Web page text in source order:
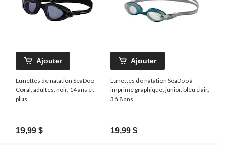
Ajouter
Lunettes de natation SeaDoo
Coral, adultes, noir, 14 ans et
plus
19,99 $
Ajouter
Lunettes de natation SeaDoo à
imprimé graphique, junior, bleu clair,
3 à 8 ans
19,99 $